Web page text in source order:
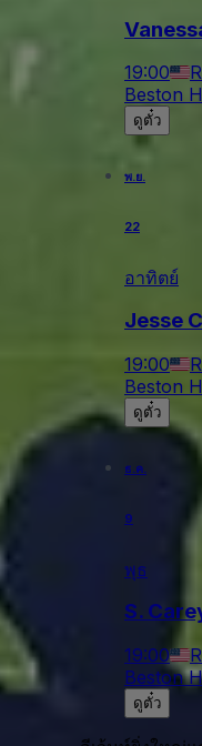
19:00
Beston
ดูตั๋ว
พ.ย.
22
อาทิตย์
Jesse
19:00
Beston
ดูตั๋ว
ธ.ค.
9
พุธ
S.
19:00
Beston
ดูตั๋ว